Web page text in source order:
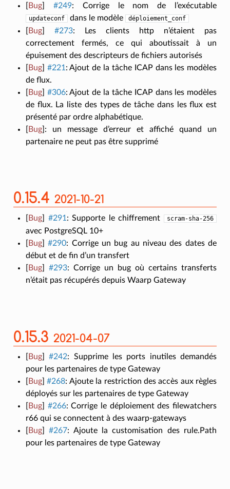
[Bug] #249: Corrige le nom de l’exécutable
updateconf dans le modèle déploiement_conf
[Bug] #273: Les clients http n’étaient pas
correctement fermés, ce qui aboutissait à un
épuisement des descripteurs de fichiers autorisés
[Bug] #221 : Ajout de la tâche ICAP dans les modèles
de flux.
[Bug] #306: Ajout de la tâche ICAP dans les modèles
de flux. La liste des types de tâche dans les flux est
présenté par ordre alphabétique.
[Bug]:
un message d’erreur et affiché quand un
partenaire ne peut pas être supprimé
0.15.4 2021-10-21
Bug] #291 : Supporte le chiffrement scram-sha-256
avec PostgreSQL 10+
Bug] #290: Corrige un bug au niveau des dates de
début et de fin d’un transfert
Bug] #293: Corrige un bug où certains transferts
n’était pas récupérés depuis Waarp Gateway
0.15.3 2021-04-07
Bug] #242: Supprime les ports inutiles demandés
pour les partenaires de type Gateway
Bug] #268: Ajoute la restriction des accès aux règles
déployés sur les partenaires de type Gateway
Bug] #266: Corrige le déploiement des filewatchers
r66 qui se connectent à des waarp-gateways
Bug] #267: Ajoute la customisation des rule.Path
pour les partenaires de type Gateway